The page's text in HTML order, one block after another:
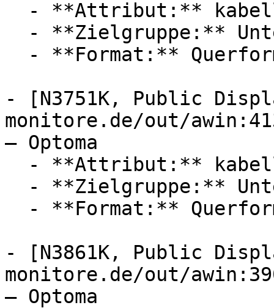
- [N3751K, Public
monitore.de/out/
— Optoma
- [N3861K, Public
monitore.de/out/
— Optoma